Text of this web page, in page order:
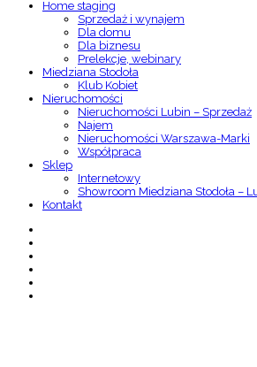
Home staging
Sprzedaż i wynajem
Dla domu
Dla biznesu
Prelekcje, webinary
Miedziana Stodoła
Klub Kobiet
Nieruchomości
Nieruchomości Lubin – Sprzedaż
Najem
Nieruchomości Warszawa-Marki
Współpraca
Sklep
Internetowy
Showroom Miedziana Stodoła –
Kontakt